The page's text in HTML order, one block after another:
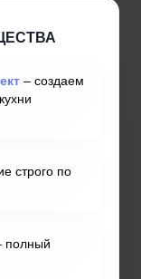
– создаем
строго по
полный